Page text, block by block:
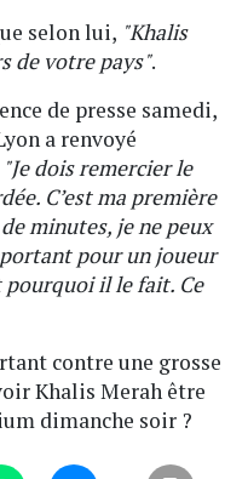
selon lui, "Khalis
de votre pays".
de presse samedi,
a renvoyé
"Je dois remercier le
C’est ma première
minutes, je ne peux
pour un joueur
pourquoi il le fait. Ce
contre une grosse
Khalis Merah être
dimanche soir ?